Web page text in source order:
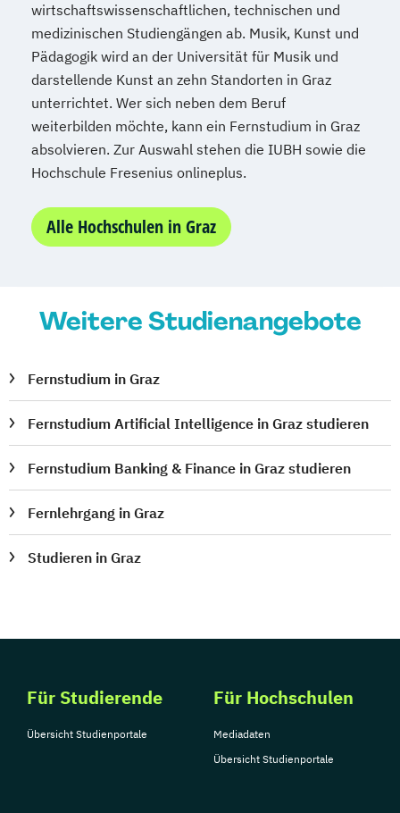
Mechatronik
Mediation und Konfliktmanagement
Mediendesign Medieninformatik
Medienmanagement
Medizinische Informatik
Modemanagement
Online Marketing (DE/EN)
Personalmanagement
Pflege
Physiotherapie
Product Management (DE/EN)
Projektmanagement (DE/EN)
Psychologie Public Health
Public Management
Public Management für
Verwaltungsfachangestellte
Bildungsberatung und Leitung
Salesforce and Sales Management (DE/EN)
Social Media
Softwareentwicklung (DE/EN)
wirtschaftswissenschaftlichen, technischen und
medizinischen Studiengängen ab. Musik, Kunst und
Pädagogik wird an der Universität für Musik und
darstellende Kunst an zehn Standorten in Graz
unterrichtet. Wer sich neben dem Beruf
weiterbilden möchte, kann ein Fernstudium in Graz
absolvieren. Zur Auswahl stehen die IUBH sowie die
Hochschule Fresenius onlineplus.
Alle Hochschulen in Graz
Weitere Studienangebote
Fernstudium in Graz
Fernstudium Artificial Intelligence in Graz studieren
Fernstudium Banking & Finance in Graz studieren
Fernlehrgang in Graz
Studieren in Graz
Für Studierende
Übersicht Studienportale
Für Hochschulen
Mediadaten
Übersicht Studienportale